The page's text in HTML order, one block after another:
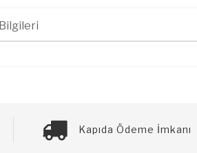
Kapıda Ödeme İmkanı